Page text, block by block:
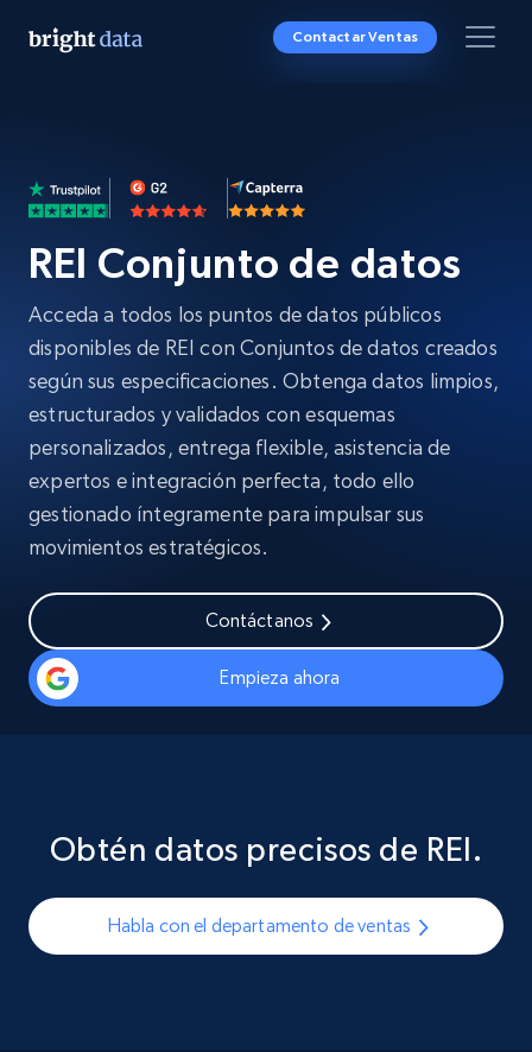
Contactar Ventas
REI Conjunto de datos
Acceda a todos los puntos de datos públicos
disponibles de REI con Conjuntos de datos creados
según sus especificaciones. Obtenga datos limpios,
estructurados y validados con esquemas
personalizados, entrega flexible, asistencia de
expertos e integración perfecta, todo ello
gestionado íntegramente para impulsar sus
movimientos estratégicos.
Contáctanos
Empieza ahora
Obtén datos precisos de REI.
Habla con el departamento de ventas